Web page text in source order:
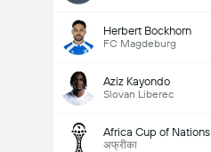
Herbert Bockhorn
FC Magdeburg
Aziz Kayondo
Slovan Liberec
Africa Cup of Nations
अफ्रीका